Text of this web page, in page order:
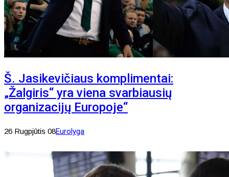
Š. Jasikevičiaus komplimentai:
„Žalgiris“ yra viena svarbiausių
organizacijų Europoje“
26 Rugpjūtis 08Eurolyga